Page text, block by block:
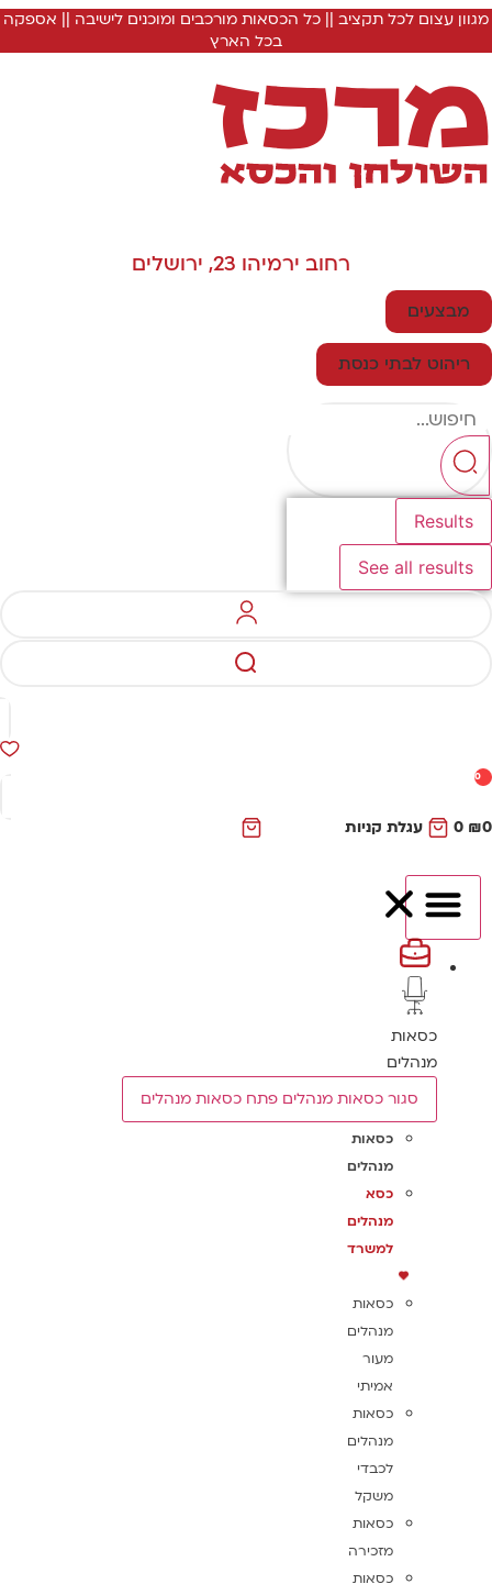
מגוון עצום לכל תקציב || כל הכסאות מורכבים ומוכנים לישיבה || אספקה
בכל הארץ
רחוב ירמיהו 23, ירושלים
מבצעים
ריהוט לבתי כנסת
Results
See all results
0
₪
0 עגלת קניות
כסאות
מנהלים
סגור כסאות מנהלים פתח כסאות מנהלים
כסאות
מנהלים
כסא
מנהלים
למשרד
כסאות
מנהלים
מעור
אמיתי
כסאות
מנהלים
לכבדי
משקל
כסאות
מזכירה
כסאות